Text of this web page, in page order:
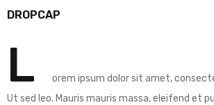
DROPCAP
L
orem ipsum dolor sit amet,
Ut sed leo. Mauris mauris massa, eleifend et